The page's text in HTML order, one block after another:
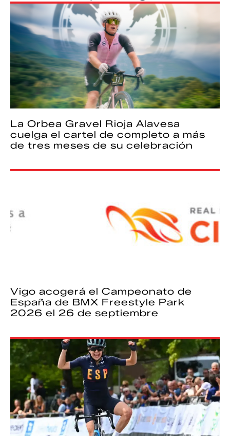
La Orbea Gravel Rioja Alavesa
cuelga el cartel de completo a más
de tres meses de su celebración
Vigo acogerá el Campeonato de
España de BMX Freestyle Park
2026 el 26 de septiembre